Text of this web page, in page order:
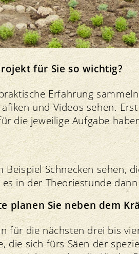
für Sie so wichtig?
Erfahrung
und Videos sehen.
die jeweilige Aufgabe
Beispiel Schnecken sehen,
in der Theoriestunde
planen Sie neben dem
für die nächsten drei bis
die sich fürs Säen der